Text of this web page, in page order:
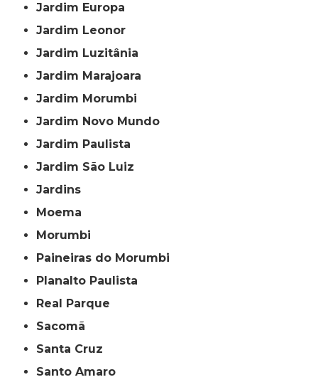
Jardim Europa
Jardim Leonor
Jardim Luzitânia
Jardim Marajoara
Jardim Morumbi
Jardim Novo Mundo
Jardim Paulista
Jardim São Luiz
Jardins
Moema
Morumbi
Paineiras do Morumbi
Planalto Paulista
Real Parque
Sacomã
Santa Cruz
Santo Amaro